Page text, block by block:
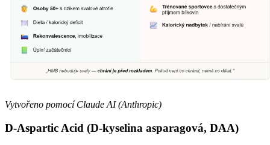
Vytvořeno pomocí Claude AI (Anthropic)
D-Aspartic Acid (D-kyselina asparagová, DAA)